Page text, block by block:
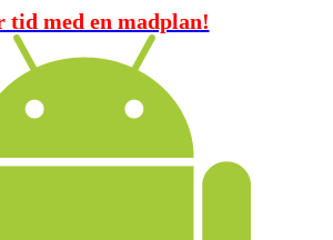
tid med en madplan!